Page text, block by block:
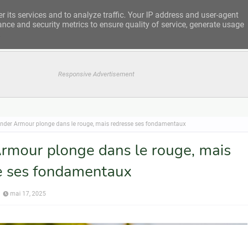
Responsive Advertisement
Armour plonge dans le rouge, mais redresse ses fondamentaux
plonge dans le rouge, mais
ses fondamentaux
mai 17, 2025
its services and to analyze traffic. Your IP address and user-agent
and security metrics to ensure quality of service, generate usage